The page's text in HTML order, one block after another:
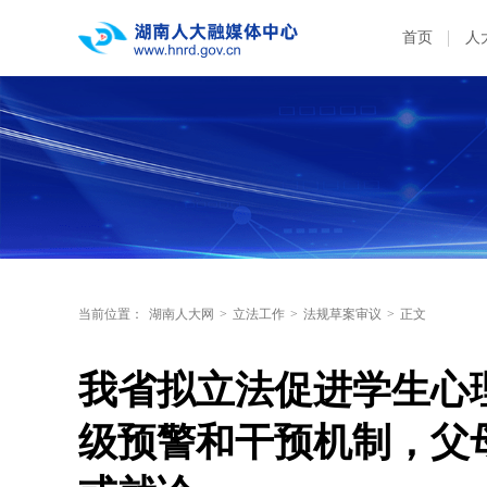
首页 人
当前位置： 湖南人大网 > 立法工作 > 法规草案审议 > 正文
我省拟立法促进学生心
级预警和干预机制，父